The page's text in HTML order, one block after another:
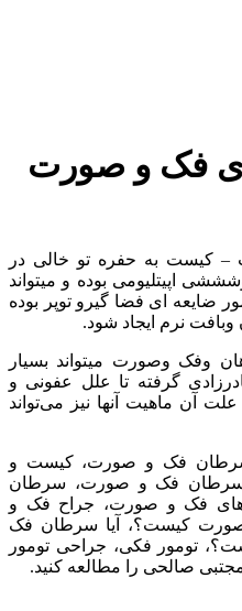
فک و صورت
کیست به حفره تو خالی در
اپیتلیومی بوده و میتواند
ضایعه ای فضا گیرو توپر بوده
نرم ایجاد شود.
وفک وصورت میتواند بسیار
گرفته تا علل عفونی و
علت آن ماهیت آنها نیز می‌تواند
فک و صورت، کیست و
سرطان فک و صورت، سرطان
فک و صورت، جراح فک و
کیست؟، آیا سرطان فک
تومور فکی، جراحی تومور
صالحی را مطالعه کنید.